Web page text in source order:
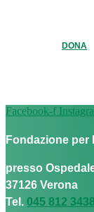
DONA
Facebook-f
Fondazione per
presso
37126 Verona
Tel. 045 812 3438